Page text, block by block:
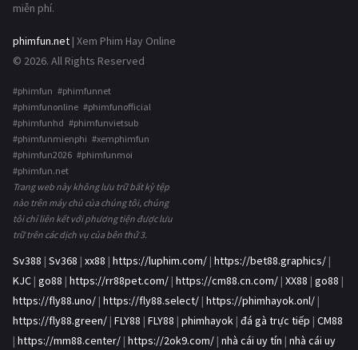
miễn phí.
phimfun.net | Xem Phim Hay Online
© 2026. All Rights Reserved
#phimfun #phimfunnet
#phimfunonline #phimfunofficial
#phimfunhd #phimfunvietsub
#phimfunmienphi #xemphimfun
#phimfun2026 #phimfunmoi
#phimfun.net
Trang web này không lưu trữ bất kỳ tệp
nào trên máy chủ của chúng tôi, chúng
tôi chỉ liên kết với phương tiện được lưu
trữ trên các dịch vụ của bên thứ 3.
Sv388 | Sv368 | xx88 | https://luphim.com/ | https://bet88.graphics/ |
KJC | go88 | https://rr88pet.com/ | https://cm88.cn.com/ | XX88 | go88 |
https://fly88.uno/ | https://fly88.select/ | https://phimhayok.onl/ |
https://fly88.green/ | FLY88 | FLY88 | phimhayok | đá gà trực tiếp | CM88
| https://mm88.center/ | https://2ok9.com/ | nhà cái uy tín | nhà cái uy